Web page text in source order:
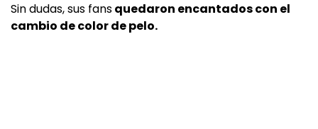
Sin dudas, sus fansquedaron encantados con el
cambio de color de pelo.